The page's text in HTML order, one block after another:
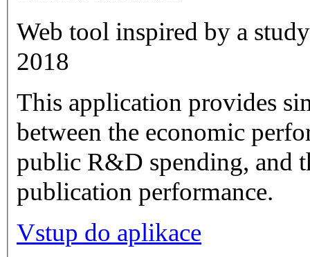
Web tool inspired by a
2018
This application provides
between the economic
public R&D spending, and
publication performance.
Vstup do aplikace